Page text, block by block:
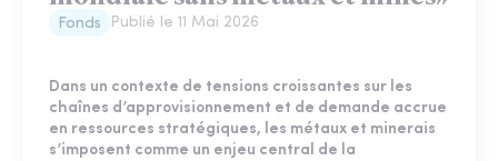
Fonds Publié le 11 Mai 2026
Dans un contexte de tensions croissantes sur les
chaînes d’approvisionnement et de demande accrue
en ressources stratégiques, les métaux et minerais
s’imposent comme un enjeu central de la